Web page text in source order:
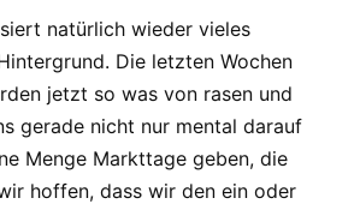
natürlich wieder vieles
Die letzten Wochen
jetzt so was von rasen und
gerade nicht nur mental darauf
Menge Markttage geben, die
hoffen, dass wir den ein oder